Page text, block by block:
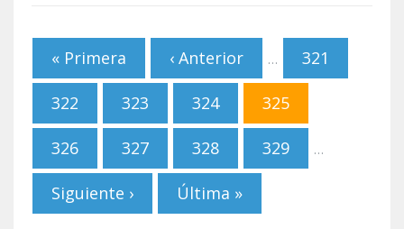
Páginas
« Primera ‹ Anterior … 321
322 323 324 325
326 327 328 329 …
Siguiente › Última »